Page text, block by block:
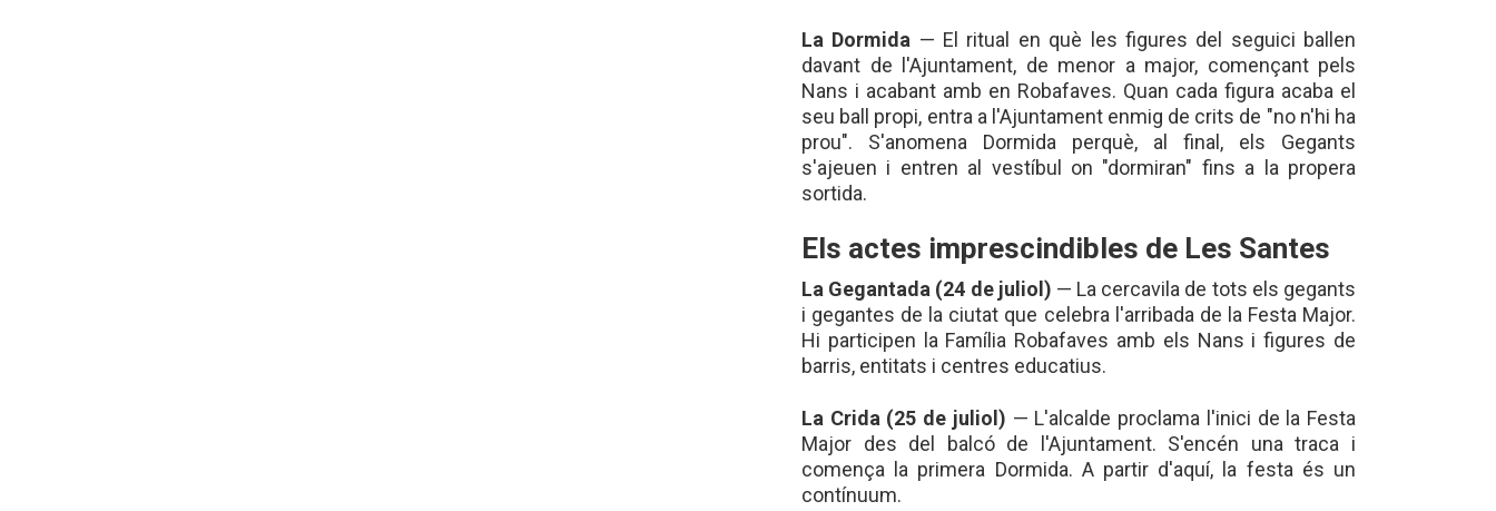
La Dormida — El ritual en què les figures del seguici ballen
davant de l'Ajuntament, de menor a major, començant pels
Nans i acabant amb en Robafaves. Quan cada figura acaba el
seu ball propi, entra a l'Ajuntament enmig de crits de "no n'hi ha
prou". S'anomena Dormida perquè, al final, els Gegants
s'ajeuen i entren al vestíbul on "dormiran" fins a la propera
sortida.
Els actes imprescindibles de Les Santes
La Gegantada (24 de juliol) — La cercavila de tots els gegants
i gegantes de la ciutat que celebra l'arribada de la Festa Major.
Hi participen la Família Robafaves amb els Nans i figures de
barris, entitats i centres educatius.
La Crida (25 de juliol) — L'alcalde proclama l'inici de la Festa
Major des del balcó de l'Ajuntament. S'encén una traca i
comença la primera Dormida. A partir d'aquí, la festa és un
contínuum.